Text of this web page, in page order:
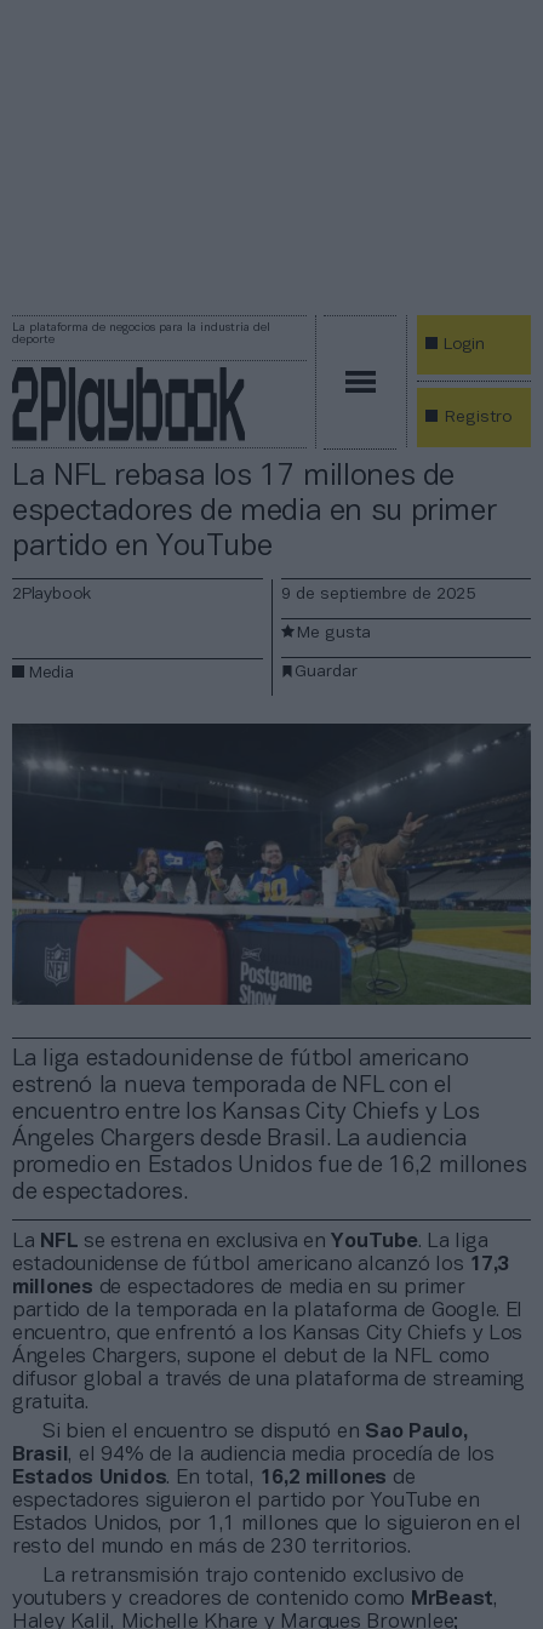
La plataforma de negocios para la industria del
deporte
Login
Registro
La NFL rebasa los 17 millones de
espectadores de media en su primer
partido en YouTube
La liga estadounidense de fútbol americano
estrenó la nueva temporada de NFL con el
encuentro entre los Kansas City Chiefs y Los
Ángeles Chargers desde Brasil. La audiencia
promedio en Estados Unidos fue de 16,2 millones
de espectadores.
2Playbook
Media
9 de septiembre de 2025
Guardar
Me gusta
La NFL se estrena en exclusiva en YouTube. La liga
estadounidense de fútbol americano alcanzó los 17,3
millones de espectadores de media en su primer
partido de la temporada en la plataforma de Google. El
encuentro, que enfrentó a los Kansas City Chiefs y Los
Ángeles Chargers, supone el debut de la NFL como
difusor global a través de una plataforma de streaming
gratuita.
Si bien el encuentro se disputó en Sao Paulo,
Brasil , el 94% de la audiencia media procedía de los
Estados Unidos. En total, 16,2 millones de
espectadores siguieron el partido por YouTube en
Estados Unidos, por 1,1 millones que lo siguieron en el
resto del mundo en más de 230 territorios.
La retransmisión trajo contenido exclusivo de
youtubers y creadores de contenido como MrBeast,
Haley Kalil, Michelle Khare y Marques Brownlee;